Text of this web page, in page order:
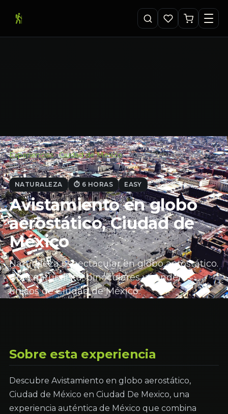
Experiencias · Ciudad de Mexico · Avistamiento en globo
aerostático, Ciuda…
NATURALEZA ⏱ 6 HORAS EASY
Avistamiento en globo
aerostático, Ciudad de
México
Naturaleza espectacular en globo aerostático.
Guía naturalista, binoculares y senderos
únicos de Ciudad de México.
Sobre esta experiencia
Descubre Avistamiento en globo aerostático,
Ciudad de México en Ciudad De Mexico, una
experiencia auténtica de México que combina